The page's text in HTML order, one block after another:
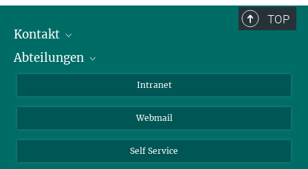
TOP
Kontakt
Mitarbeiterverzeichnis
Abteilungen
Biomolekulare Systeme
Kolloidchemie
Nachhaltige und Bio-inspirierte Materialien
Intranet
Webmail
Self Service